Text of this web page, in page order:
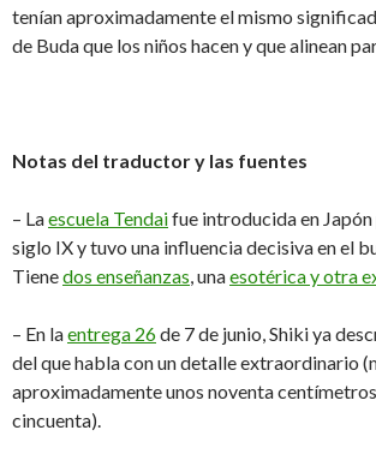
tenían aproximadamente el mismo
de Buda que los niños hacen y que alinean
Notas del traductor y las fuentes
– Laescuela Tendaifue introducida en
siglo IX y tuvo una influencia decisiva en el
Tienedos enseñanzas, unaesotérica y otra
– En laentrega 26de 7 de junio, Shiki ya
del que habla con un detalle extraordinario
aproximadamente unos noventa
cincuenta).